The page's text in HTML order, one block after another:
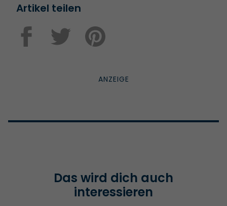
Artikel teilen
Das wird dich auch
interessieren